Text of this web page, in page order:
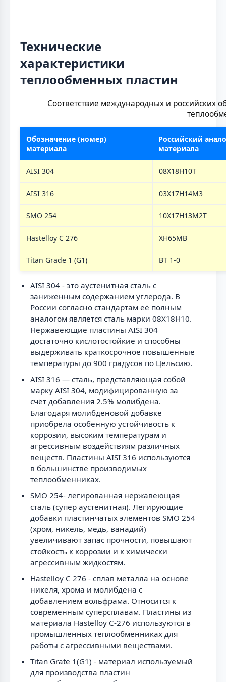
Технические
характеристики
теплообменных пластин
Соответствие международных и российских
Обозначение (номер)
материала
Российский
материала
AISI 304 08Х18Н10Т
AISI 316 03Х17Н14М3
SMO 254 10Х17Н13М2Т
Hastelloy C 276 ХН65МВ
Titan Grade 1 (G1) ВТ 1-0
AISI 304 - это аустенитная сталь с
заниженным содержанием углерода. В
России согласно стандартам её полным
аналогом является сталь марки 08Х18Н10.
Нержавеющие пластины AISI 304
достаточно кислотостойкие и способны
выдерживать краткосрочное повышенные
температуры до 900 градусов по Цельсию.
AISI 316 — сталь, представляющая собой
марку AISI 304, модифицированную за
счёт добавления 2.5% молибдена.
Благодаря молибденовой добавке
приобрела особенную устойчивость к
коррозии, высоким температурам и
агрессивным воздействиям различных
веществ. Пластины AISI 316 используются
в большинстве производимых
теплообменниках.
SMO 254- легированная нержавеющая
сталь (супер аустенитная). Легирующие
добавки пластинчатых элементов SMO 254
(хром, никель, медь, ванадий)
увеличивают запас прочности, повышают
стойкость к коррозии и к химически
агрессивным жидкостям.
Hastelloy C 276 - сплав металла на основе
никеля, хрома и молибдена с
добавлением вольфрама. Относится к
современным суперсплавам. Пластины из
материала Hastelloy C-276 используются в
промышленных теплообменниках для
работы с агрессивными веществами.
Titan Grate 1(G1) - материал используемый
для производства пластин